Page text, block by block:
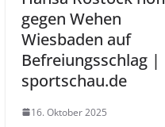
gegen Wehen
Wiesbaden auf
Befreiungsschlag |
sportschau.de
16. Oktober 2025